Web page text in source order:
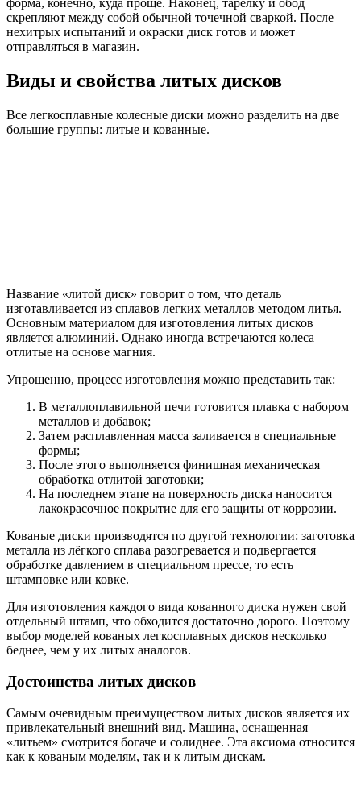
форма, конечно, куда проще. Наконец, тарелку и обод
скрепляют между собой обычной точечной сваркой. После
нехитрых испытаний и окраски диск готов и может
отправляться в магазин.
Виды и свойства литых дисков
Все легкосплавные колесные диски можно разделить на две
большие группы: литые и кованные.
Название «литой диск» говорит о том, что деталь
изготавливается из сплавов легких металлов методом литья.
Основным материалом для изготовления литых дисков
является алюминий. Однако иногда встречаются колеса
отлитые на основе магния.
Упрощенно, процесс изготовления можно представить так:
В металлоплавильной печи готовится плавка с набором
металлов и добавок;
Затем расплавленная масса заливается в специальные
формы;
После этого выполняется финишная механическая
обработка отлитой заготовки;
На последнем этапе на поверхность диска наносится
лакокрасочное покрытие для его защиты от коррозии.
Кованые диски производятся по другой технологии: заготовка
металла из лёгкого сплава разогревается и подвергается
обработке давлением в специальном прессе, то есть
штамповке или ковке.
Для изготовления каждого вида кованного диска нужен свой
отдельный штамп, что обходится достаточно дорого. Поэтому
выбор моделей кованых легкосплавных дисков несколько
беднее, чем у их литых аналогов.
Достоинства литых дисков
Самым очевидным преимуществом литых дисков является их
привлекательный внешний вид. Машина, оснащенная
«литьем» смотрится богаче и солиднее. Эта аксиома относится
как к кованым моделям, так и к литым дискам.